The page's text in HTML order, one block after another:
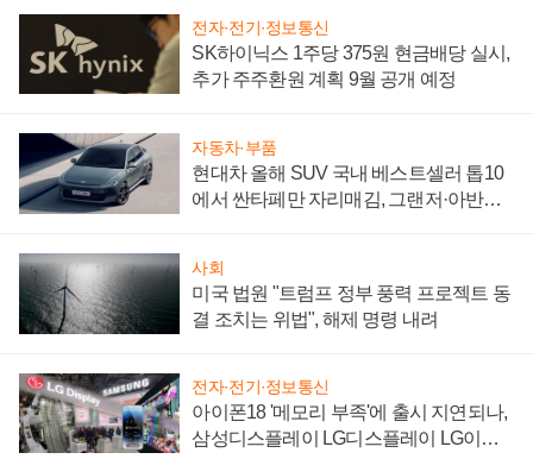
전자·전기·정보통신
SK하이닉스 1주당 375원 현금배당 실시,
추가 주주환원 계획 9월 공개 예정
자동차·부품
현대차 올해 SUV 국내 베스트셀러 톱10
에서 싼타페만 자리매김, 그랜저·아반떼
사회
미국 법원 "트럼프 정부 풍력 프로젝트 동
결 조치는 위법", 해제 명령 내려
전자·전기·정보통신
아이폰18 '메모리 부족'에 출시 지연되나,
삼성디스플레이 LG디스플레이 LG이노